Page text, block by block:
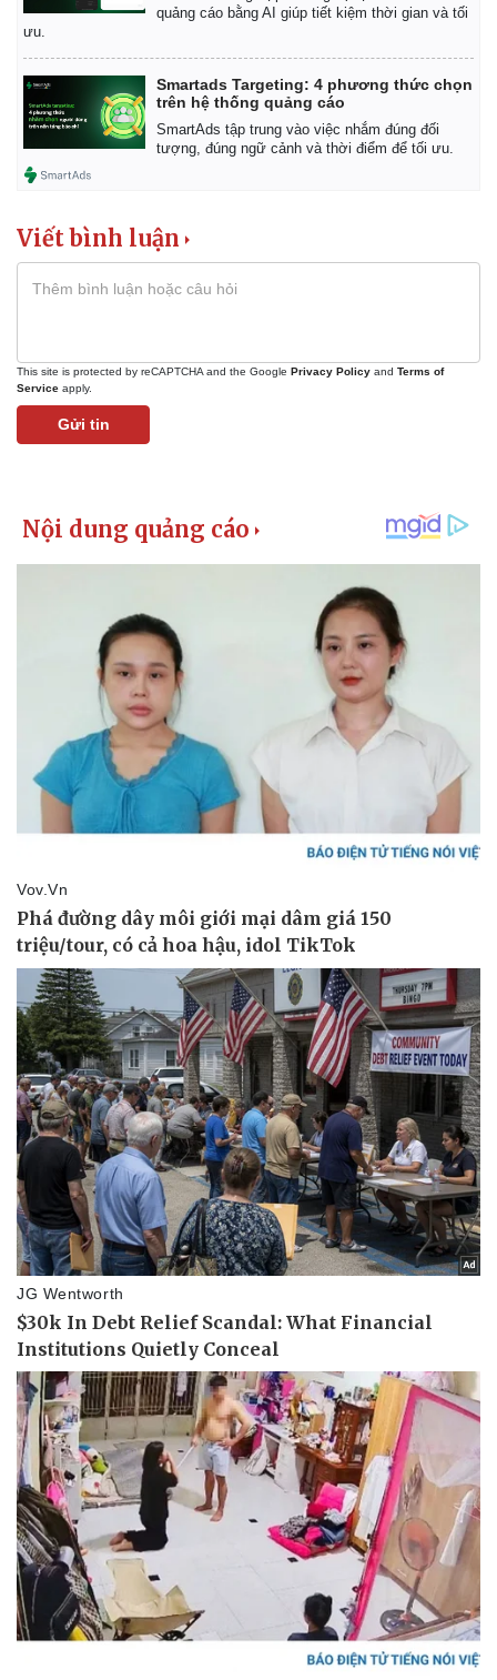
Pháp luật
Vụ án
Tin nóng
Tư vấn luật
Quân sự - Quốc phòng
Vũ khí
Việt Nam
Phân tích
quảng cáo bằng AI giúp tiết kiệm thời gian và tối
ưu.
Smartads Targeting: 4 phương thức chọn
trên hệ thống quảng cáo
SmartAds tập trung vào việc nhắm đúng đối
tượng, đúng ngữ cảnh và thời điểm để tối ưu.
Viết bình luận
This site is protected by reCAPTCHA and the Google Privacy Policy and Terms of
Service apply.
Gửi tin